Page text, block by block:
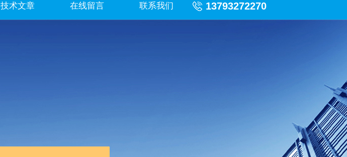
技术文章 在线留言 联系我们 13793272270